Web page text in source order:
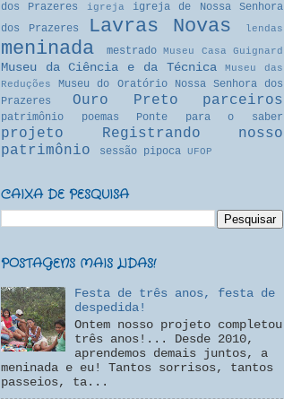
dos Prazeres
igreja
igreja de Nossa Senhora
dos Prazeres
Lavras Novas lendas
meninada mestrado Museu Casa Guignard
Museu da Ciência e da Técnica
Museu das
Reduções
Museu do Oratório
Nossa Senhora dos
Prazeres
Ouro Preto parceiros
patrimônio poemas Ponte para o saber
projeto
Registrando nosso
patrimônio
sessão pipoca UFOP
CAIXA DE PESQUISA
POSTAGENS MAIS LIDAS!
Festa de três anos, festa de
despedida!
Ontem nosso projeto completou
três anos!... Desde 2010,
aprendemos demais juntos, a
meninada e eu! Tantos sorrisos, tantos
passeios, ta...